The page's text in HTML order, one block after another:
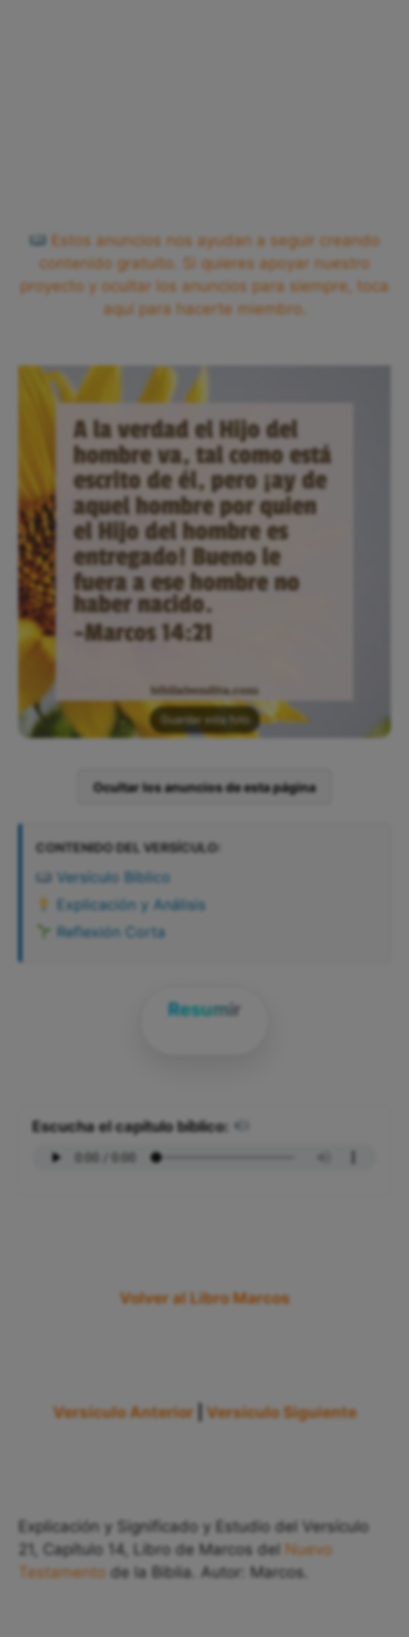
Estos anuncios nos ayudan a seguir creando
contenido gratuito. Si quieres apoyar nuestro
proyecto y ocultar los anuncios para siempre, toca
aquí para hacerte miembro.
Guardar esta foto
Ocultar los anuncios de esta página
CONTENIDO DEL VERSÍCULO:
Versículo Bíblico
Explicación y Análisis
Reflexión Corta
Resumir
Escucha el capítulo bíblico:
Volver al Libro Marcos
Versículo Anterior Versículo Siguiente
Explicación y Significado y Estudio del Versículo
21, Capítulo 14, Libro de Marcos del Nuevo
Testamento de la Biblia. Autor: Marcos.